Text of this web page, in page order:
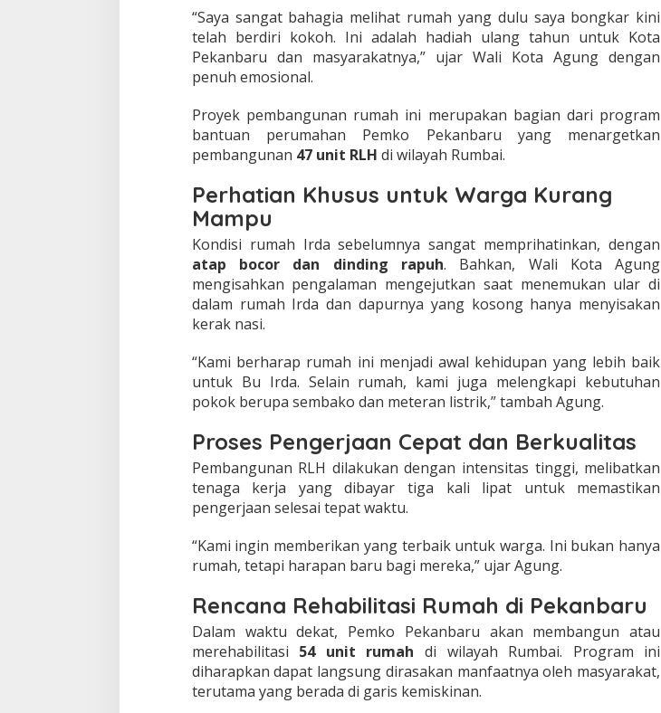
u
r
a
a
p
“Saya sangat bahagia melihat rumah yang dulu saya bongkar kini
telah berdiri kokoh. Ini adalah hadiah ulang tahun untuk Kota
Pekanbaru dan masyarakatnya,” ujar Wali Kota Agung dengan
penuh emosional.
Proyek pembangunan rumah ini merupakan bagian dari program
bantuan perumahan Pemko Pekanbaru yang menargetkan
pembangunan 47 unit RLH di wilayah Rumbai.
Perhatian Khusus untuk Warga Kurang
Mampu
Kondisi rumah Irda sebelumnya sangat memprihatinkan, dengan
atap bocor dan dinding rapuh. Bahkan, Wali Kota Agung
mengisahkan pengalaman mengejutkan saat menemukan ular di
dalam rumah Irda dan dapurnya yang kosong hanya menyisakan
kerak nasi.
“Kami berharap rumah ini menjadi awal kehidupan yang lebih baik
untuk Bu Irda. Selain rumah, kami juga melengkapi kebutuhan
pokok berupa sembako dan meteran listrik,” tambah Agung.
Proses Pengerjaan Cepat dan Berkualitas
Pembangunan RLH dilakukan dengan intensitas tinggi, melibatkan
tenaga kerja yang dibayar tiga kali lipat untuk memastikan
pengerjaan selesai tepat waktu.
“Kami ingin memberikan yang terbaik untuk warga. Ini bukan hanya
rumah, tetapi harapan baru bagi mereka,” ujar Agung.
Rencana Rehabilitasi Rumah di Pekanbaru
Dalam waktu dekat, Pemko Pekanbaru akan membangun atau
merehabilitasi 54 unit rumah di wilayah Rumbai. Program ini
diharapkan dapat langsung dirasakan manfaatnya oleh masyarakat,
terutama yang berada di garis kemiskinan.